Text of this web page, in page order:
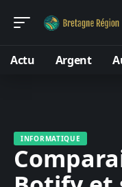
Actu Argent
INFORMATIQUE